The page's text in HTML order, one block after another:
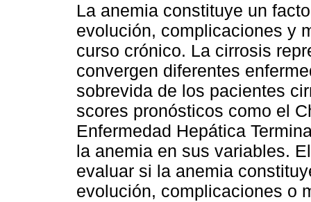
La anemia constituye un
evolución, complicaciones y
curso crónico. La cirrosis
convergen diferentes
sobrevida de los pacientes
scores pronósticos como el
Enfermedad Hepática
la anemia en sus variables.
evaluar si la anemia
evolución, complicaciones o